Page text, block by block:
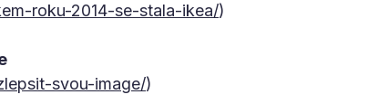
roku-2014-se-stala-ikea/)
svou-image/)